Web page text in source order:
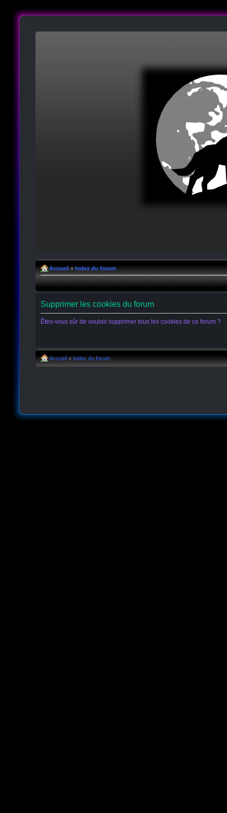
Accueil » Index du forum
Supprimer les cookies du forum
Êtes-vous sûr de vouloir supprimer tous les cookies de ce forum ?
Accueil » Index du forum